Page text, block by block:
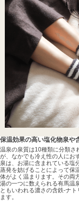
保温効果の高い塩化物泉や
温泉の泉質は10種類に分類さ
が、なかでも冷え性の人にお
泉は、お湯に含まれている塩
蒸発を妨げることによって保
体がよく温まります。その両
湯の一つに数えられる有馬温
ともいわれる濃さの含鉄-ナ
ます。